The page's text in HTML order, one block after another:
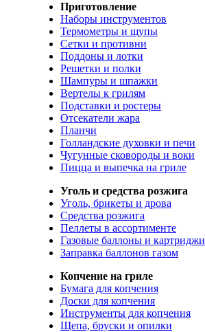
Приготовление
Наборы инструментов
Термометры и щупы
Сетки и противни
Поддоны и лотки
Решетки и полки
Шампуры и шпажки
Вертелы к грилям
Подставки и ростеры
Отсекатели жара
Планчи
Голландские духовки и печи
Чугунные сковороды и воки
Пицца и выпечка на гриле
Уголь и средства розжига
Уголь, брикеты и дрова
Средства розжига
Пеллеты в ассортименте
Газовые баллоны и картриджи
Заправка баллонов газом
Копчение на гриле
Бумага для копчения
Доски для копчения
Инструменты для копчения
Щепа, бруски и опилки